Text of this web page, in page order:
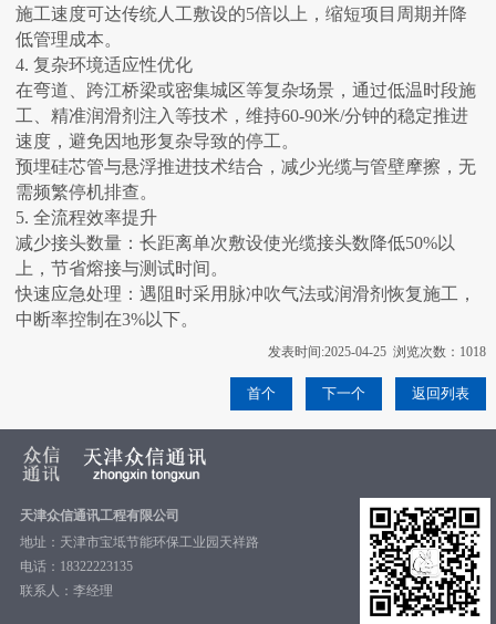
施工速度可达传统人工敷设的‌5倍以上‌，缩短项目周期并降
低管理成本。
4. ‌复杂环境适应性优化‌
在弯道、跨江桥梁或密集城区等复杂场景，通过低温时段施
工、精准润滑剂注入等技术，维持‌60-90米/分钟‌的稳定推进
速度，避免因地形复杂导致的停工。
预埋硅芯管与悬浮推进技术结合，减少光缆与管壁摩擦，无
需频繁停机排查。
5. ‌全流程效率提升‌
‌减少接头数量‌：长距离单次敷设使光缆接头数降低50%以
上，节省熔接与测试时间。
‌快速应急处理‌：遇阻时采用脉冲吹气法或润滑剂恢复施工，
中断率控制在‌3%以下‌。
发表时间:2025-04-25 浏览次数：1018
首个 下一个 返回列表
天津众信通讯工程有限公司
地址：天津市宝坻节能环保工业园天祥路
电话：18322223135
联系人：李经理